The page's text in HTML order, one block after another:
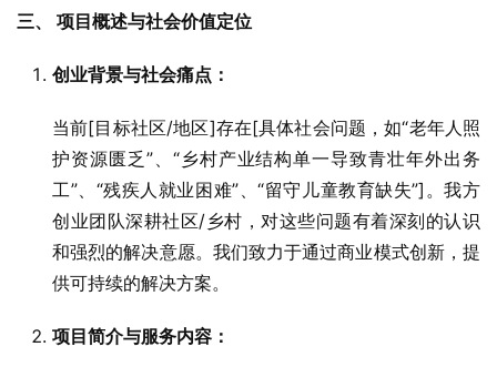
三、 项目概述与社会价值定位
创业背景与社会痛点：
当前[目标社区/地区]存在[具体社会问题，如“老年人照
护资源匮乏”、“乡村产业结构单一导致青壮年外出务
工”、“残疾人就业困难”、“留守儿童教育缺失”]。我方
创业团队深耕社区/乡村，对这些问题有着深刻的认识
和强烈的解决意愿。我们致力于通过商业模式创新，提
供可持续的解决方案。
项目简介与服务内容：